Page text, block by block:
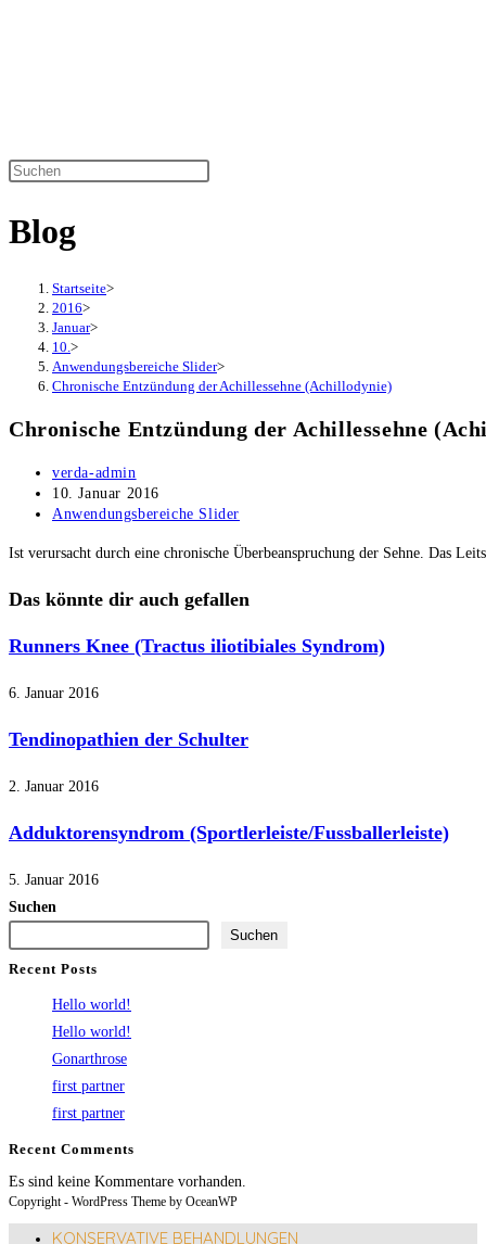
Diese
durchsuchen
Blog
Startseite>
2016>
Januar>
10. >
Anwendungsbereiche Slider>
Chronische Entzündung der Achillessehne (Achillodynie)
Chronische Entzündung der Achillessehne
Beitrags-
Autor:
verda-admin
Beitrag
veröffentlicht:
10. Januar 2016
Beitrags-
Anwendungsbereiche Slider
Ist verursacht durch eine chronische Überbeanspruchung der Sehne. Das
Das könnte dir auch gefallen
Runners Knee (Tractus iliotibiales Syndrom)
6. Januar 2016
Tendinopathien der Schulter
2. Januar 2016
Adduktorensyndrom (Sportlerleiste/Fussballerleiste)
5. Januar 2016
Suchen
Suchen
Recent Posts
Hello world!
Hello world!
Gonarthrose
first partner
first partner
Recent Comments
Es sind keine Kommentare vorhanden.
Copyright - WordPress Theme by OceanWP
KONSERVATIVE BEHANDLUNGEN